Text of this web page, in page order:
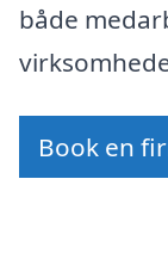
både
Book en